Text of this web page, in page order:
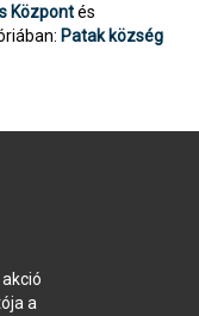
Központés
Patak község
a